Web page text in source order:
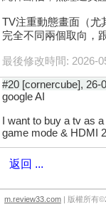
TV注重動態畫面（尤
完全不同兩個取向，
最後修改時間: 2026-
#20 [cornercube], 26-
google AI
I want to buy a tv as
game mode & HDMI
返回 ...
m.review33.com | 版權所有